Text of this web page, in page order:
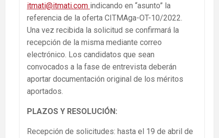
itmati@itmati.com indicando en “asunto” la
referencia de la oferta CITMAga-OT-10/2022.
Una vez recibida la solicitud se confirmará la
recepción de la misma mediante correo
electrónico. Los candidatos que sean
convocados a la fase de entrevista deberán
aportar documentación original de los méritos
aportados.
PLAZOS Y RESOLUCIÓN:
Recepción de solicitudes: hasta el 19 de abril de